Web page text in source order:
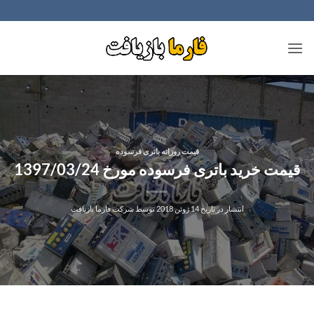
to
content
قیمت روزانه باتری فرسوده
قیمت خرید باتری فرسوده مورخ 1397/03/24
انتشار در تاریخ14 ژوئن 2018 توسطشرکت فارما بازیافت